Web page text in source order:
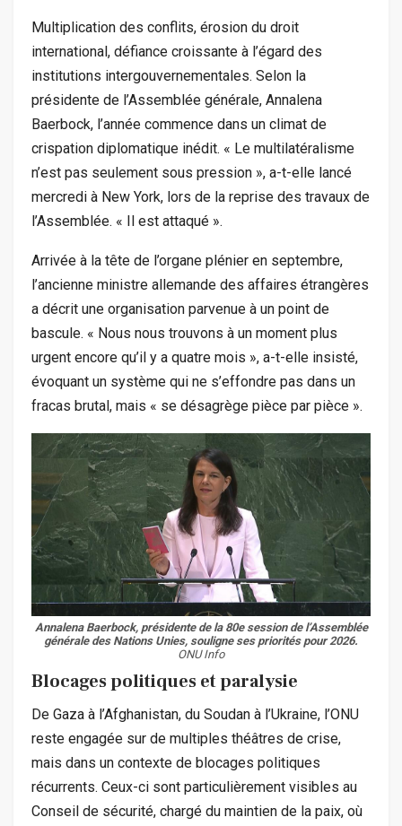
Multiplication des conflits, érosion du droit
international, défiance croissante à l’égard des
institutions intergouvernementales. Selon la
présidente de l’Assemblée générale, Annalena
Baerbock, l’année commence dans un climat de
crispation diplomatique inédit. « Le multilatéralisme
n’est pas seulement sous pression », a-t-elle lancé
mercredi à New York, lors de la reprise des travaux de
l’Assemblée. « Il est attaqué ».
Arrivée à la tête de l’organe plénier en septembre,
l’ancienne ministre allemande des affaires étrangères
a décrit une organisation parvenue à un point de
bascule. « Nous nous trouvons à un moment plus
urgent encore qu’il y a quatre mois », a-t-elle insisté,
évoquant un système qui ne s’effondre pas dans un
fracas brutal, mais « se désagrège pièce par pièce ».
Annalena Baerbock, présidente de la 80e session de l’Assemblée
générale des Nations Unies, souligne ses priorités pour 2026.
ONU Info
Blocages politiques et paralysie
De Gaza à l’Afghanistan, du Soudan à l’Ukraine, l’ONU
reste engagée sur de multiples théâtres de crise,
mais dans un contexte de blocages politiques
récurrents. Ceux-ci sont particulièrement visibles au
Conseil de sécurité, chargé du maintien de la paix, où